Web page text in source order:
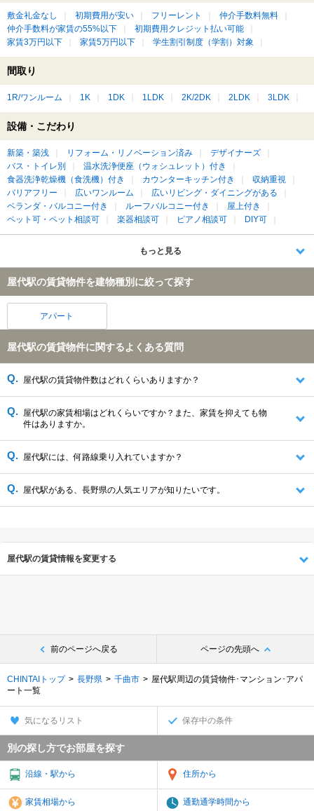
敷金礼金なし 初期費用が安い フリーレント
仲介手数料無料
仲介手数料が家賃の55%以下
初期費用クレジット払い可能
家賃3万円以下
家賃5万円以下 学生割引制度（学割）対象
間取り
1R/ワンルーム 1K 1DK 1LDK 2K/2DK 2LDK 3LDK
設備・こだわり
新築・築浅 リフォーム・リノベーション済み
デザイナーズ
バス・トイレ別
温水洗浄便座（ウォシュレット）付き
食器洗浄乾燥機（食洗機）付き
カウンターキッチン付き
収納重視
バリアフリー
広いワンルーム
広いリビング・ダイニングがある
ベランダ・バルコニー付き
ルーフバルコニー付き
屋上付き
ペット可・ペット相談可
楽器相談可 ピアノ相談可 DIY可
もっと見る
屋代駅の賃貸物件を建物種別に絞って探す
アパート
屋代駅の賃貸物件に関するよくある質問
屋代駅の賃貸物件数はどれくらいありますか？
屋代駅の家賃相場はどれくらいですか？また、家賃を抑えても物
件はありますか。
屋代駅には、何路線乗り入れていますか？
屋代駅がある、長野県の人気エリアが知りたいです。
屋代駅の賃貸情報を変更する
前のページへ戻る ページの先頭へ
CHINTAIトップ 長野県 千曲市
屋代駅周辺の賃貸物件･マンション･アパ
ート一覧
気になるリスト 保存中の条件
別の探し方でお部屋を探す
沿線・駅から 住所から
家賃相場から 通勤通学時間から